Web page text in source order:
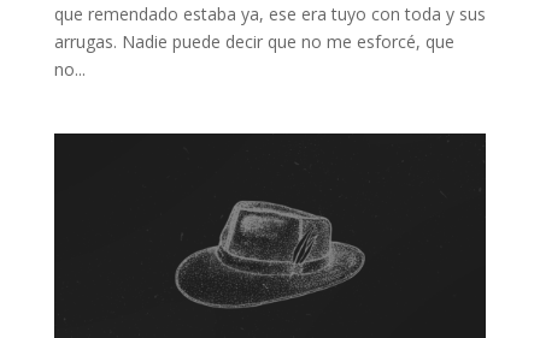
que remendado estaba ya, ese era tuyo con toda y sus
arrugas. Nadie puede decir que no me esforcé, que
no...